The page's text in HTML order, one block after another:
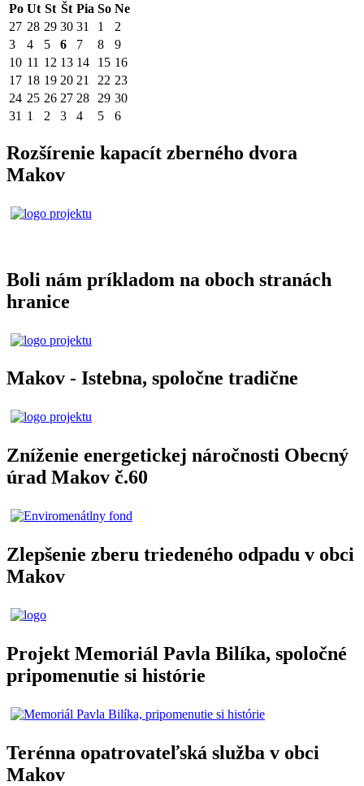
Po Ut St Št Pia So Ne
27 28 29 30 31 1
2
3
4 5 6 7 8
9
10 11 12 13 14 15 16
17 18 19 20 21 22 23
24 25 26 27 28 29 30
31 1 2 3 4 5 6
Rozšírenie kapacít zberného dvora
Makov
Boli nám príkladom na oboch stranách
hranice
Makov - Istebna, spoločne tradične
Zníženie energetickej náročnosti Obecný
úrad Makov č.60
Zlepšenie zberu triedeného odpadu v obci
Makov
Projekt Memoriál Pavla Bilíka, spoločné
pripomenutie si histórie
Terénna opatrovateľská služba v obci
Makov